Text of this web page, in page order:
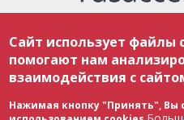
соответствии с законодательством
международными соглашениями.
материалов возможно только с
или частичного воспроизведения
ОБЯЗАТЕЛЬНА АКТИВНАЯ
текст. Фотоизображения,
ее исключительной собственностью.
Сайт использует файлы
помогают нам
взаимодействия с
Нажимая кнопку "Принять", Вы